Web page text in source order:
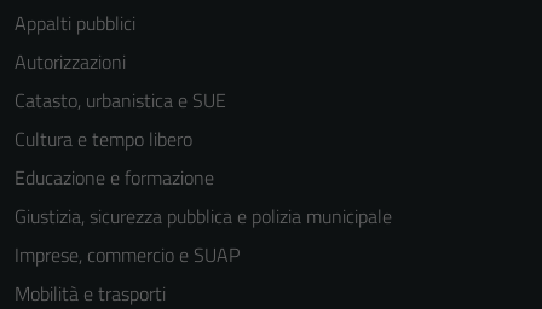
Appalti pubblici
Autorizzazioni
Catasto, urbanistica e SUE
Cultura e tempo libero
Educazione e formazione
Giustizia, sicurezza pubblica e polizia municipale
Imprese, commercio e SUAP
Mobilità e trasporti